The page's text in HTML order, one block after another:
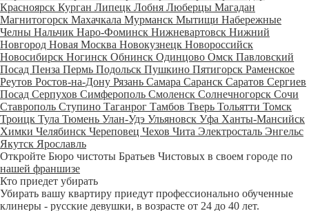
Красноярск Курган Липецк Лобня Люберцы Магадан
Магнитогорск Махачкала Мурманск Мытищи Набережные
Челны Нальчик Наро-Фоминск Нижневартовск Нижний
Новгород Новая Москва Новокузнецк Новороссийск
Новосибирск Ногинск Обнинск Одинцово Омск Павловский
Посад Пенза Пермь Подольск Пушкино Пятигорск Раменское
Реутов Ростов-на-Дону Рязань Самара Саранск Саратов Сергиев
Посад Серпухов Симферополь Смоленск Солнечногорск Сочи
Ставрополь Ступино Таганрог Тамбов Тверь Тольятти Томск
Троицк Тула Тюмень Улан-Удэ Ульяновск Уфа Ханты-Мансийск
Химки Челябинск Череповец Чехов Чита Электросталь Энгельс
Якутск Ярославль
Откройте Бюро чистоты Братьев Чистовых в своем городе по
нашей франшизе
Кто приедет убирать
Убирать вашу квартиру приедут профессионально обученные
клинеры - русские девушки, в возрасте от 24 до 40 лет.